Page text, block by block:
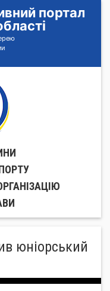
портал
юніорський